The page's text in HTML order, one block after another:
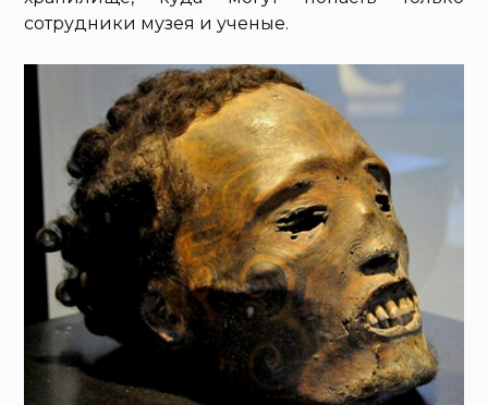
сотрудники музея и ученые.